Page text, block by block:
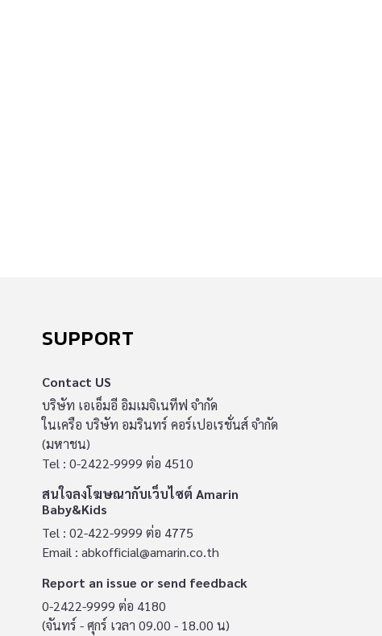
SUPPORT
Contact US
บริษัท เอเอ็มอี อิมเมจิเนทีฟ จำกัด
ในเครือ บริษัท อมรินทร์ คอร์เปอเรชั่นส์ จำกัด
(มหาชน)
Tel : 0-2422-9999 ต่อ 4510
สนใจลงโฆษณากับเว็บไซต์ Amarin
Baby&Kids
Tel : 02-422-9999 ต่อ 4775
Email : abkofficial@amarin.co.th
Report an issue or send feedback
0-2422-9999 ต่อ 4180
(จันทร์ - ศุกร์ เวลา 09.00 - 18.00 น)